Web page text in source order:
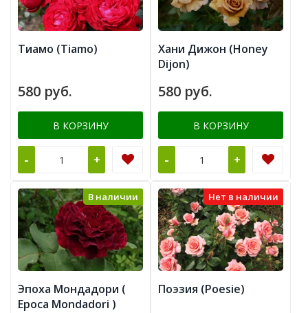
Тиамо (Tiamo)
580 руб.
В КОРЗИНУ
- +
Хани Дижон (Honey
Dijon)
580 руб.
В КОРЗИНУ
- +
В наличии
Эпоха Мондадори (
Epoca Mondadori )
Нет в наличии
Поэзия (Poesie)